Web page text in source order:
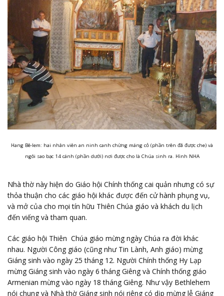
Hang Bê-lem: hai nhân viên an ninh canh chừng máng cỏ (phần trên đã được che) và
ngôi sao bạc 14 cánh (phần dưới) nơi được cho là Chúa sinh ra. Hình NHA
Nhà thờ này hiện do Giáo hội Chính thống cai quản nhưng có sự
thỏa thuận cho các giáo hội khác được đến cử hành phụng vụ,
và mở của cho mọi tín hữu Thiên Chúa giáo và khách du lịch
đến viếng và tham quan.
Các giáo hội Thiên Chúa giáo mừng ngày Chúa ra đời khác
nhau. Người Công giáo (cũng như Tin Lành, Anh giáo) mừng
Giáng sinh vào ngày 25 tháng 12. Người Chính thống Hy Lạp
mừng Giáng sinh vào ngày 6 tháng Giêng và Chính thống giáo
Armenian mừng vào ngày 18 tháng Giêng. Như vậy Bethlehem
nói chung và Nhà thờ Giáng sinh nói riêng có dịp mừng lễ Giáng